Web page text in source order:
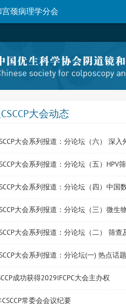
颈病理学分会
大会动态
大会系列报道：分论坛（六） 深
大会系列报道：分论坛（五）HPV
大会系列报道：分论坛（四）中国
大会系列报道：分论坛（三）微生
大会系列报道：分论坛（二） 筛
大会系列报道：分论坛(一) 热点话
成功获得2029IFCPC大会主办权
常委会会议纪要